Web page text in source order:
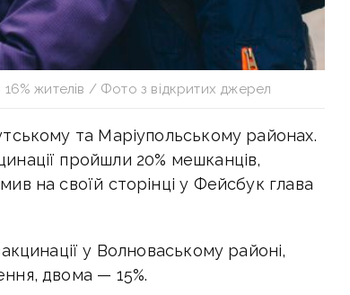
жителів / Фото з відкритих джерел
та Маріупольському районах.
пройшли 20% мешканців,
на своїй сторінці у Фейсбук глава
у Волноваському районі,
двома — 15%.